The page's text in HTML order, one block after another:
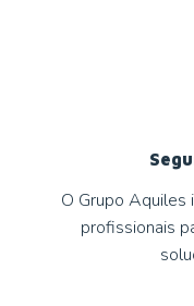
O Grupo Aquiles
profissionais